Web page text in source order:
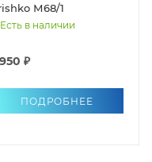
М68/1
Есть в наличии
₽
ПОДРОБНЕЕ